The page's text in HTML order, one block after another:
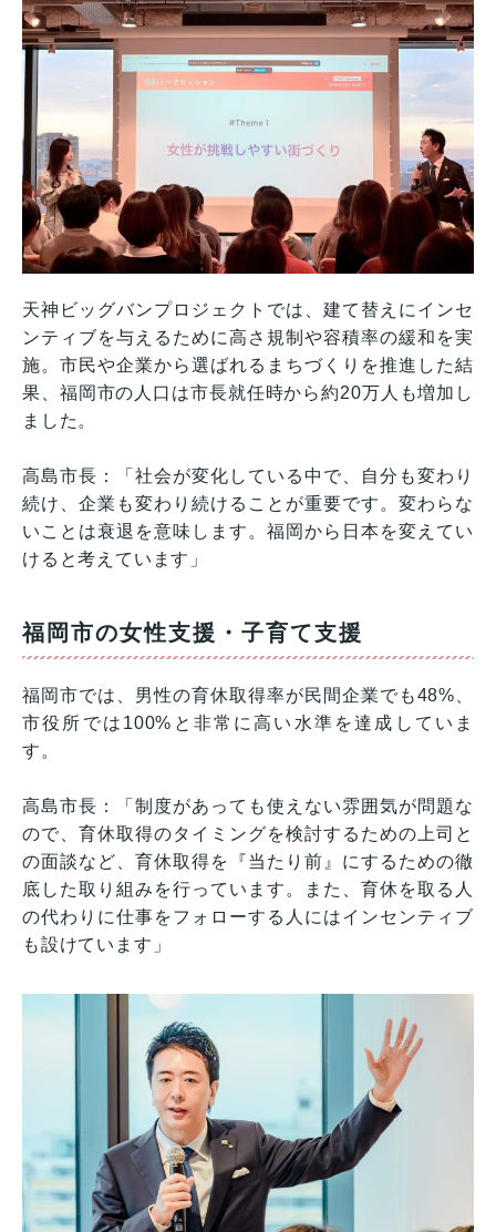
天神ビッグバンプロジェクトでは、建て替えにインセ
ンティブを与えるために高さ規制や容積率の緩和を実
施。市民や企業から選ばれるまちづくりを推進した結
果、福岡市の人口は市長就任時から約20万人も増加し
ました。
高島市長：「社会が変化している中で、自分も変わり
続け、企業も変わり続けることが重要です。変わらな
いことは衰退を意味します。福岡から日本を変えてい
けると考えています」
福岡市の女性支援・子育て支援
福岡市では、男性の育休取得率が民間企業でも48%、
市役所では100%と非常に高い水準を達成していま
す。
高島市長：「制度があっても使えない雰囲気が問題な
ので、育休取得のタイミングを検討するための上司と
の面談など、育休取得を『当たり前』にするための徹
底した取り組みを行っています。また、育休を取る人
の代わりに仕事をフォローする人にはインセンティブ
も設けています」